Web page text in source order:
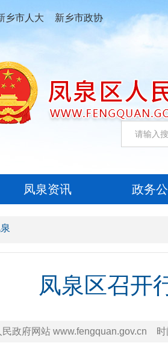
乡市人大 新乡市政协
凤泉资讯 政务
凤泉区召开
民政府网站 www.fengquan.gov.cn 时